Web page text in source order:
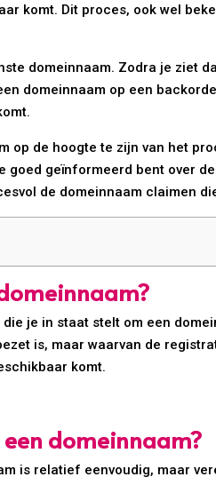
komt. Dit proces, ook wel
domeinnaam. Zodra je ziet
domeinnaam op een
op de hoogte te zijn van het
geïnformeerd bent over
de domeinnaam claimen
je in staat stelt om een
is, maar waarvan de
komt.
domeinnaam?
is relatief eenvoudig, maar